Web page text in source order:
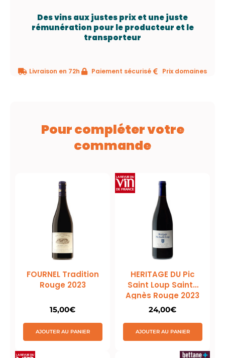
Des vins aux justes prix et une juste
rémunération pour le producteur et le
transporteur
Livraison en 72h Paiement sécurisé Prix domaines
Pour compléter votre
commande
FOURNEL Tradition
Rouge 2023
15,00€
AJOUTER AU PANIER
HERITAGE DU Pic
Saint Loup Sainte
Agnès Rouge 2023
24,00€
AJOUTER AU PANIER